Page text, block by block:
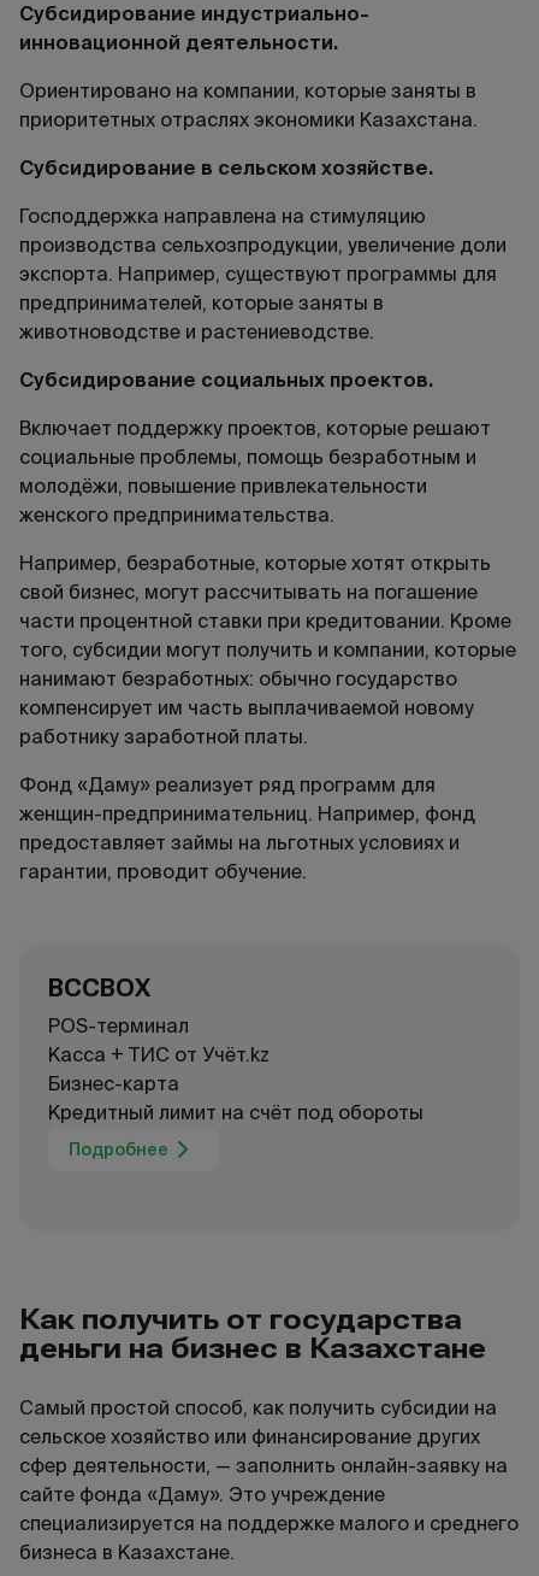
Субсидирование индустриально-
инновационной деятельности.
Ориентировано на компании, которые заняты в
приоритетных отраслях экономики Казахстана.
Субсидирование в сельском хозяйстве.
Господдержка направлена на стимуляцию
производства сельхозпродукции, увеличение доли
экспорта. Например, существуют программы для
предпринимателей, которые заняты в
животноводстве и растениеводстве.
Субсидирование социальных проектов.
Включает поддержку проектов, которые решают
социальные проблемы, помощь безработным и
молодёжи, повышение привлекательности
женского предпринимательства.
Например, безработные, которые хотят открыть
свой бизнес, могут рассчитывать на погашение
части процентной ставки при кредитовании. Кроме
того, субсидии могут получить и компании, которые
нанимают безработных: обычно государство
компенсирует им часть выплачиваемой новому
работнику заработной платы.
Фонд «Даму» реализует ряд программ для
женщин-предпринимательниц. Например, фонд
предоставляет займы на льготных условиях и
гарантии, проводит обучение.
BCCBOX
POS-терминал
Касса + ТИС от Учёт.kz
Бизнес-карта
Кредитный лимит на счёт под обороты
Подробнее
Как получить от государства
деньги на бизнес в Казахстане
Самый простой способ, как получить субсидии на
сельское хозяйство или финансирование других
сфер деятельности, — заполнить онлайн-заявку на
сайте фонда «Даму». Это учреждение
специализируется на поддержке малого и среднего
бизнеса в Казахстане.